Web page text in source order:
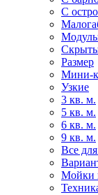
С
Размер
Мини-
Узкие
3 кв. м.
5 кв. м.
6 кв. м.
9 кв. м.
Все
Мойки